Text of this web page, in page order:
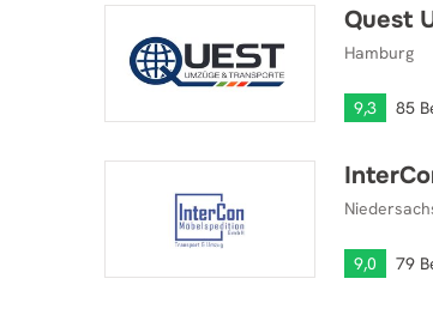
Quest
Hamburg
9,3 85
Quest Umzüge & Transporte
9,0 79
InterCon Möbelspedition GmbH